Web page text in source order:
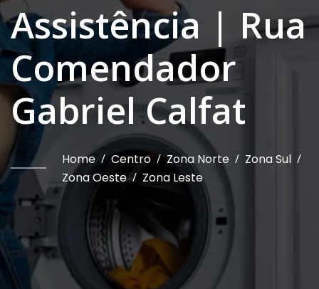
Assistência | Rua
Comendador
Gabriel Calfat
Home / Centro / Zona Norte / Zona Sul /
Zona Oeste / Zona Leste